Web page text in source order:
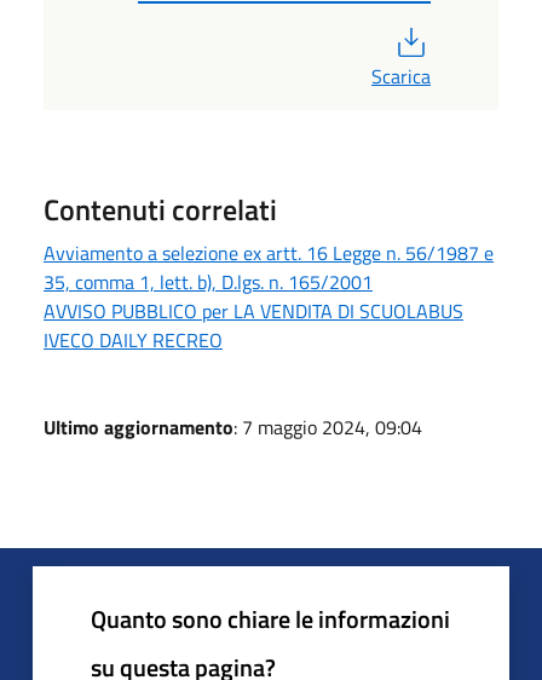
Scarica
Contenuti correlati
Avviamento a selezione ex artt. 16 Legge n. 56/1987 e
35, comma 1, lett. b), D.lgs. n. 165/2001
AVVISO PUBBLICO per LA VENDITA DI SCUOLABUS
IVECO DAILY RECREO
Ultimo aggiornamento: 7 maggio 2024, 09:04
Quanto sono chiare le informazioni
su questa pagina?